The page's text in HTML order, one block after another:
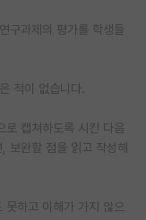
구과제의 평가를 학생들
적이 없습니다.
로 캡쳐하도록 시킨 다음
보완할 점을 읽고 작성해
못하고 이해가 가지 않으